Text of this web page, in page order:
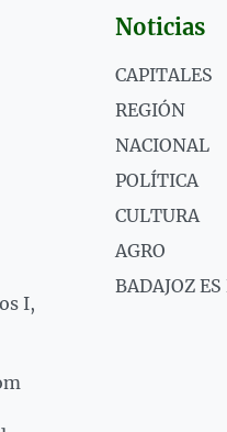
I,
Noticias
CAPITALES
REGIÓN
NACIONAL
POLÍTICA
CULTURA
AGRO
BADAJOZ